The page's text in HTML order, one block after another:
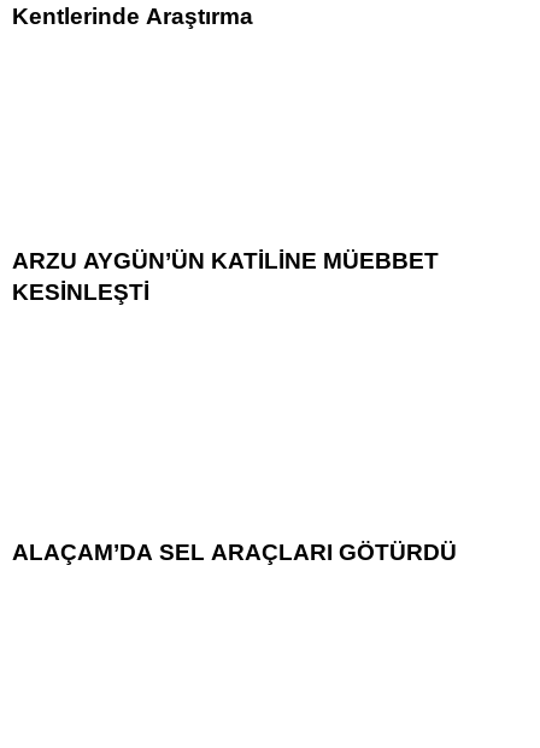
Kentlerinde Araştırma
ARZU AYGÜN’ÜN KATİLİNE MÜEBBET
KESİNLEŞTİ
ALAÇAM’DA SEL ARAÇLARI GÖTÜRDÜ